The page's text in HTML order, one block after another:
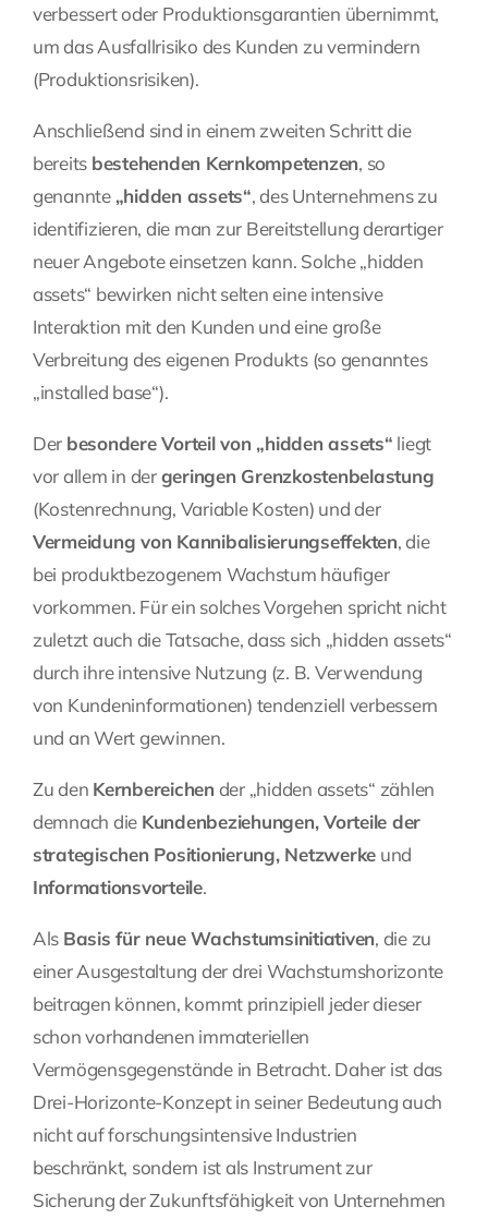
verbessert oder Produktionsgarantien übernimmt,
um das Ausfallrisiko des Kunden zu vermindern
(Produktionsrisiken).
Anschließend sind in einem zweiten Schritt die
bereits bestehenden Kernkompetenzen, so
genannte „hidden assets“, des Unternehmens zu
identifizieren, die man zur Bereitstellung derartiger
neuer Angebote einsetzen kann. Solche „hidden
assets“ bewirken nicht selten eine intensive
Interaktion mit den Kunden und eine große
Verbreitung des eigenen Produkts (so genanntes
„installed base“).
Der besondere Vorteil von „hidden assets“ liegt
vor allem in dergeringen Grenzkostenbelastung
(Kostenrechnung, Variable Kosten) und der
Vermeidung von Kannibalisierungseffekten, die
bei produktbezogenem Wachstum häufiger
vorkommen. Für ein solches Vorgehen spricht nicht
zuletzt auch die Tatsache, dass sich „hidden assets“
durch ihre intensive Nutzung (z. B. Verwendung
von Kundeninformationen) tendenziell verbessern
und an Wert gewinnen.
Zu den Kernbereichen der „hidden assets“ zählen
demnach die Kundenbeziehungen, Vorteile der
strategischen Positionierung, Netzwerke und
Informationsvorteile.
Als Basis für neue Wachstumsinitiativen, die zu
einer Ausgestaltung der drei Wachstumshorizonte
beitragen können, kommt prinzipiell jeder dieser
schon vorhandenen immateriellen
Vermögensgegenstände in Betracht. Daher ist das
Drei-Horizonte-Konzept in seiner Bedeutung auch
nicht auf forschungsintensive Industrien
beschränkt, sondern ist als Instrument zur
Sicherung der Zukunftsfähigkeit von Unternehmen